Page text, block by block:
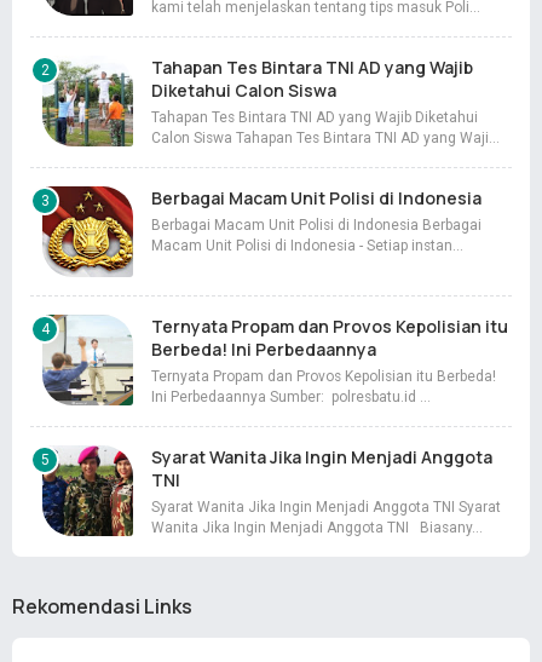
kami telah menjelaskan tentang tips masuk Poli…
Tahapan Tes Bintara TNI AD yang Wajib
Diketahui Calon Siswa
Tahapan Tes Bintara TNI AD yang Wajib Diketahui
Calon Siswa Tahapan Tes Bintara TNI AD yang Waji…
Berbagai Macam Unit Polisi di Indonesia
Berbagai Macam Unit Polisi di Indonesia Berbagai
Macam Unit Polisi di Indonesia - Setiap instan…
Ternyata Propam dan Provos Kepolisian itu
Berbeda! Ini Perbedaannya
Ternyata Propam dan Provos Kepolisian itu Berbeda!
Ini Perbedaannya Sumber: polresbatu.id …
Syarat Wanita Jika Ingin Menjadi Anggota
TNI
Syarat Wanita Jika Ingin Menjadi Anggota TNI Syarat
Wanita Jika Ingin Menjadi Anggota TNI Biasany…
Rekomendasi Links